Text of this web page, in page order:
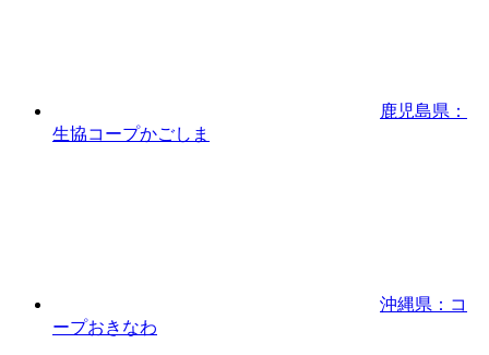
鹿児島県：
生協コープかごしま
沖縄県：コ
ープおきなわ